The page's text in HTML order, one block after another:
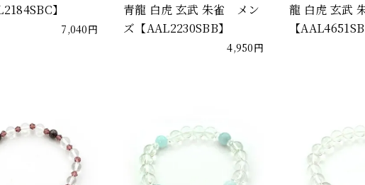
】
7,040円
青龍 白虎 玄武 朱雀 メン
ズ【AAL2230SBB】
4,950円
龍 白虎 玄武
【